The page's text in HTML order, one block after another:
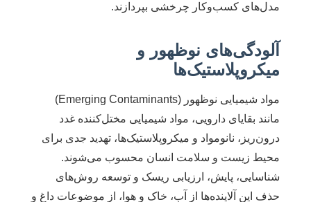
مدل‌های کسب‌وکار چرخشی بپردازند.
آلودگی‌های نوظهور و
میکروپلاستیک‌ها
مواد شیمیایی نوظهور (Emerging Contaminants)
مانند بقایای دارویی، مواد شیمیایی مختل‌کننده غدد
درون‌ریز، نانومواد و میکروپلاستیک‌ها، تهدید جدی برای
محیط زیست و سلامت انسان محسوب می‌شوند.
شناسایی، پایش، ارزیابی ریسک و توسعه روش‌های
حذف این آلاینده‌ها از آب، خاک و هوا، از موضوعات داغ و